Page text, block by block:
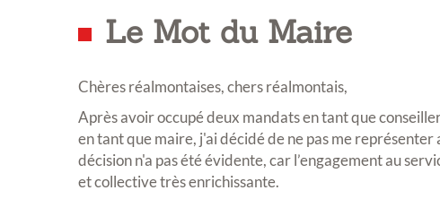
Le Mot du Maire
Chères réalmontaises, chers réalmontais,
Après avoir occupé deux mandats en tant que
en tant que maire, j'ai décidé de ne pas me
décision n'a pas été évidente, car l’engagement au
et collective très enrichissante.